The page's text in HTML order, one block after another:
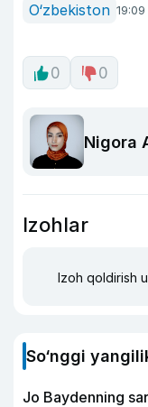
O‘zbekiston
0 0
Nigora
Izohlar
Izoh qoldirish
So‘nggi
Jo Baydenning